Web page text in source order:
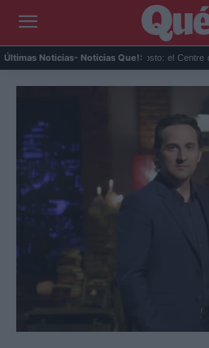
Últimas Noticias- Noticias Que!:
gratis en Valencia en agosto: el Centre del...